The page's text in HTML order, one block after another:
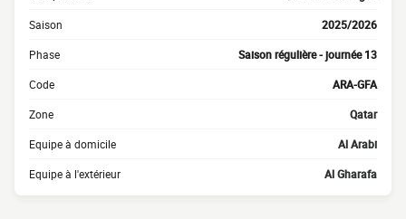
Saison 2025/2026
Phase Saison régulière - journée 13
Code ARA-GFA
Zone Qatar
Equipe à domicile Al Arabi
Equipe à l'extérieur Al Gharafa